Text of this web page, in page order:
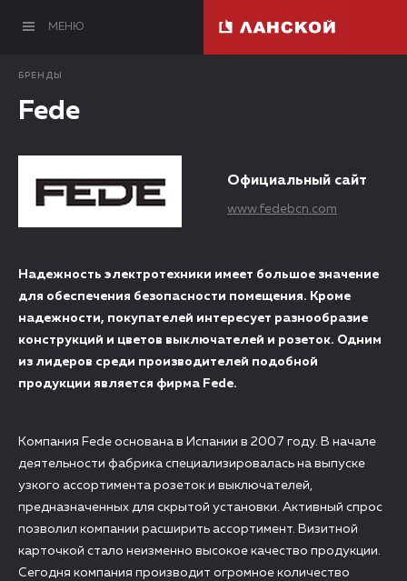
МЕНЮ
БРЕНДЫ
Fede
Официальный сайт
www.fedebcn.com
Надежность электротехники имеет большое значение
для обеспечения безопасности помещения. Кроме
надежности, покупателей интересует разнообразие
конструкций и цветов выключателей и розеток. Одним
из лидеров среди производителей подобной
продукции является фирма Fede.
Компания Fede основана в Испании в 2007 году. В начале
деятельности фабрика специализировалась на выпуске
узкого ассортимента розеток и выключателей,
предназначенных для скрытой установки. Активный спрос
позволил компании расширить ассортимент. Визитной
карточкой стало неизменно высокое качество продукции.
Сегодня компания производит огромное количество